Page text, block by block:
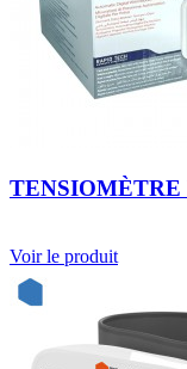
Voir le produit